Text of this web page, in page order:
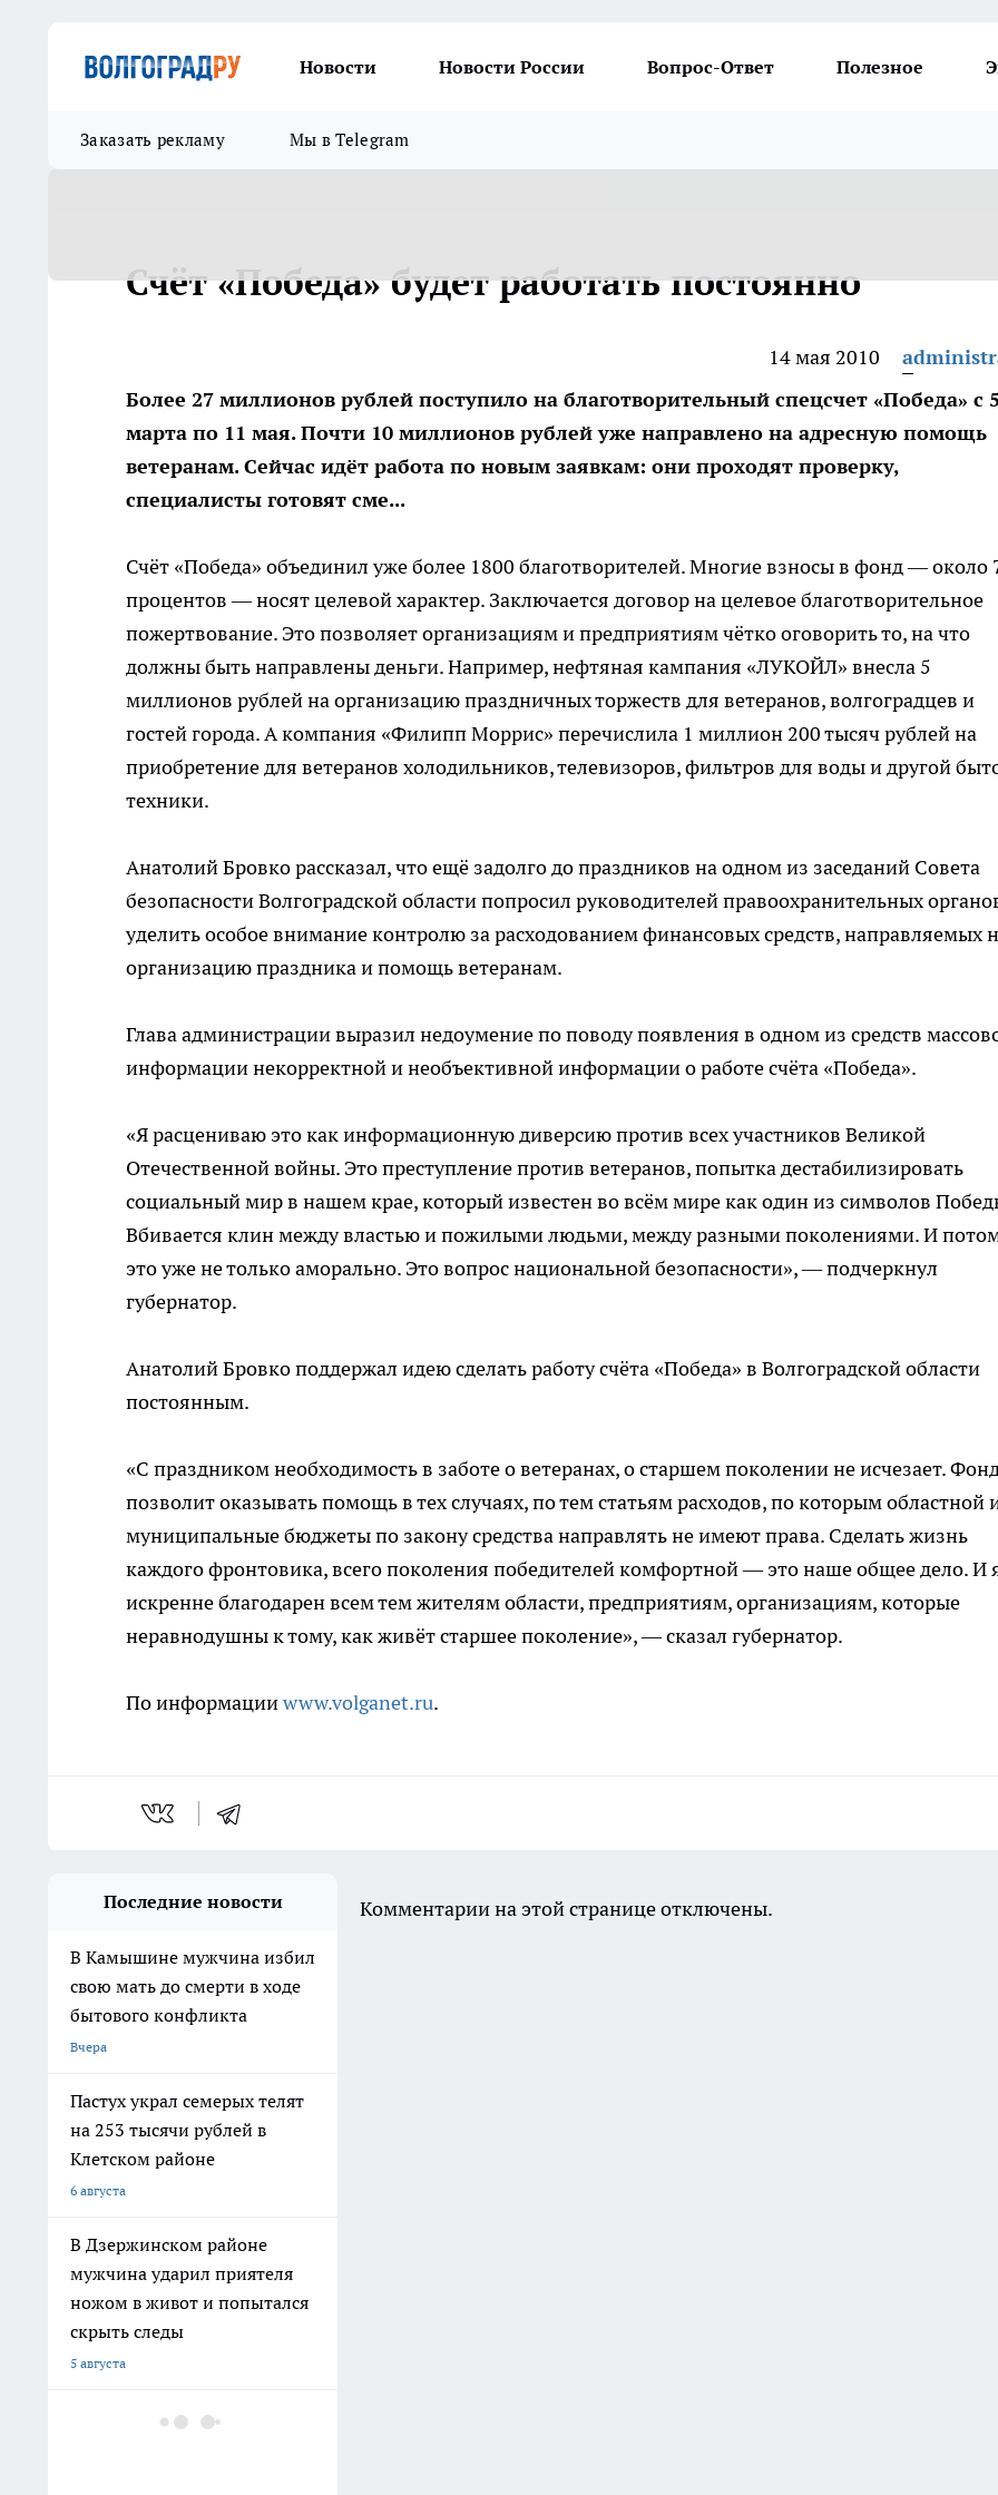
Новости Новости России Вопрос-Ответ Полезное
Заказать рекламу Мы в Telegram
Счёт «Победа» будет работать постоянно
14 мая 2010
Более 27 миллионов рублей поступило на благотворительный спецсчет «Победа» с 5
марта по 11 мая. Почти 10 миллионов рублей уже направлено на адресную помощь
ветеранам. Сейчас идёт работа по новым заявкам: они проходят проверку,
специалисты готовят сме...
Счёт «Победа» объединил уже более 1800 благотворителей. Многие взносы в фонд — около
процентов — носят целевой характер. Заключается договор на целевое благотворительное
пожертвование. Это позволяет организациям и предприятиям чётко оговорить то, на что
должны быть направлены деньги. Например, нефтяная кампания «ЛУКОЙЛ» внесла 5
миллионов рублей на организацию праздничных торжеств для ветеранов, волгоградцев и
гостей города. А компания «Филипп Моррис» перечислила 1 миллион 200 тысяч рублей на
приобретение для ветеранов холодильников, телевизоров, фильтров для воды и другой
техники.
Анатолий Бровко рассказал, что ещё задолго до праздников на одном из заседаний Совета
безопасности Волгоградской области попросил руководителей правоохранительных
уделить особое внимание контролю за расходованием финансовых средств, направляемых
организацию праздника и помощь ветеранам.
Глава администрации выразил недоумение по поводу появления в одном из средств
информации некорректной и необъективной информации о работе счёта «Победа».
«Я расцениваю это как информационную диверсию против всех участников Великой
Отечественной войны. Это преступление против ветеранов, попытка дестабилизировать
социальный мир в нашем крае, который известен во всём мире как один из символов
Вбивается клин между властью и пожилыми людьми, между разными поколениями. И
это уже не только аморально. Это вопрос национальной безопасности», — подчеркнул
губернатор.
Анатолий Бровко поддержал идею сделать работу счёта «Победа» в Волгоградской области
постоянным.
«С праздником необходимость в заботе о ветеранах, о старшем поколении не исчезает.
позволит оказывать помощь в тех случаях, по тем статьям расходов, по которым областной
муниципальные бюджеты по закону средства направлять не имеют права. Сделать жизнь
каждого фронтовика, всего поколения победителей комфортной — это наше общее дело. И
искренне благодарен всем тем жителям области, предприятиям, организациям, которые
неравнодушны к тому, как живёт старшее поколение», — сказал губернатор.
По информацииwww.volganet.ru.
Последние новости
В Камышине мужчина избил
свою мать до смерти в ходе
бытового конфликта
Вчера
Пастух украл семерых телят
на 253 тысячи рублей в
Клетском районе
6 августа
В Дзержинском районе
мужчина ударил приятеля
ножом в живот и попытался
скрыть следы
5 августа
В Волгограде двое молодых
Комментарии на этой странице отключены.